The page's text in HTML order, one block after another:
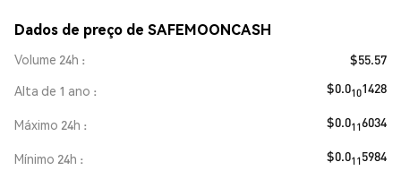
Dados de preço de SAFEMOONCASH
Volume 24h
$55.57
Alta de 1 ano
$0.0101428
Máximo 24h $0.0116034
Mínimo 24h $0.0115984